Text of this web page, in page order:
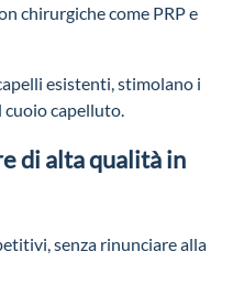
chirurgiche come PRP e
esistenti, stimolano i
cuoio capelluto.
di alta qualità in
senza rinunciare alla